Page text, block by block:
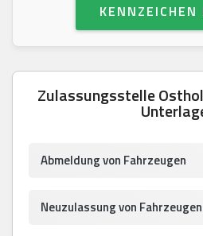
KENNZEICHEN
Zulassungsstelle
Abmeldung von Fahrzeugen
Neuzulassung von Fahrzeugen